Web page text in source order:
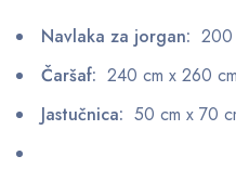
Navlaka za jorgan: 200
Čaršaf: 240 cm x 260 cm
Jastučnica: 50 cm x 70